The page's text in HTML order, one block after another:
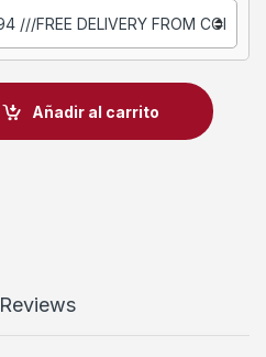
Añadir al carrito
Reviews